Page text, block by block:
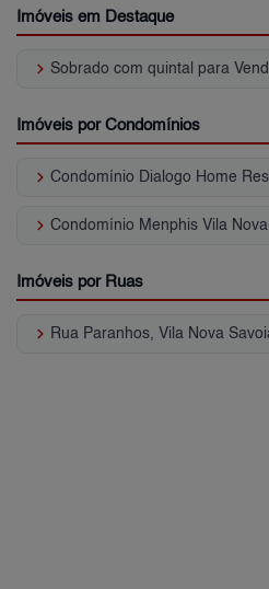
Imóveis em Destaque
keyboard_arrow_right Sobrado com quintal para
Imóveis por Condomínios
keyboard_arrow_right
keyboard_arrow_right Condomínio Menphis Vila
Imóveis por Ruas
keyboard_arrow_right Rua Paranhos, Vila Nova